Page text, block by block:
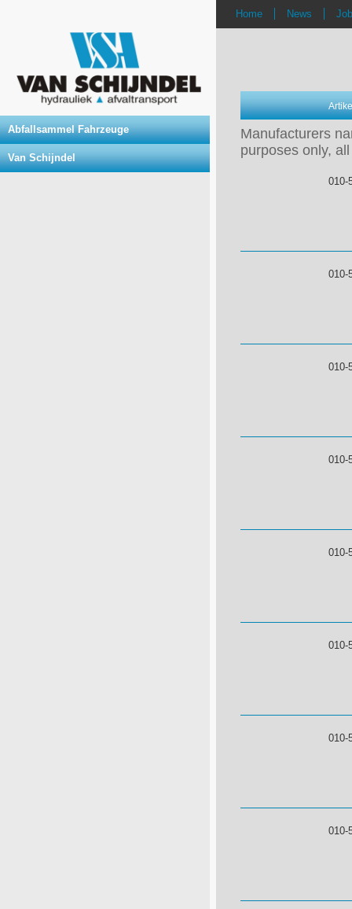
Abfallsammel Fahrzeuge
Van Schijndel
Home News
Manufacturers
purposes only,
010-
010-
010-
010-
010-
010-
010-
010-